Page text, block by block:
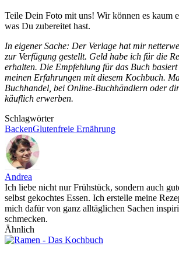
Teile Dein Foto mit uns! Wir können es kaum
was Du zubereitet hast.
In eigener Sache: Der Verlage hat mir
zur Verfügung gestellt. Geld habe ich für die
erhalten. Die Empfehlung für das Buch
meinen Erfahrungen mit diesem Kochbuch.
Buchhandel, bei Online-Buchhändlern oder
käuflich erwerben.
Schlagwörter
BackenGlutenfreie Ernährung
Andrea
Ich liebe nicht nur Frühstück, sondern auch
selbst gekochtes Essen. Ich erstelle meine
mich dafür von ganz alltäglichen Sachen
schmecken.
Ähnlich